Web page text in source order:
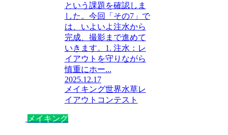
という課題を確認しま
した。今回「その7」で
は、いよいよ注水から
完成、撮影まで進めて
いきます。1. 注水：レ
イアウトを守りながら
慎重にホー...
2025.12.17
メイキング世界水草レ
イアウトコンテスト
メイキング